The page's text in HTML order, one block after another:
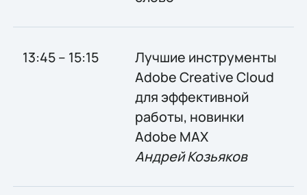
13:45 – 15:15
Лучшие инструменты
Adobe Creative Cloud
для эффективной
работы, новинки
Adobe MAX
Андрей Козьяков